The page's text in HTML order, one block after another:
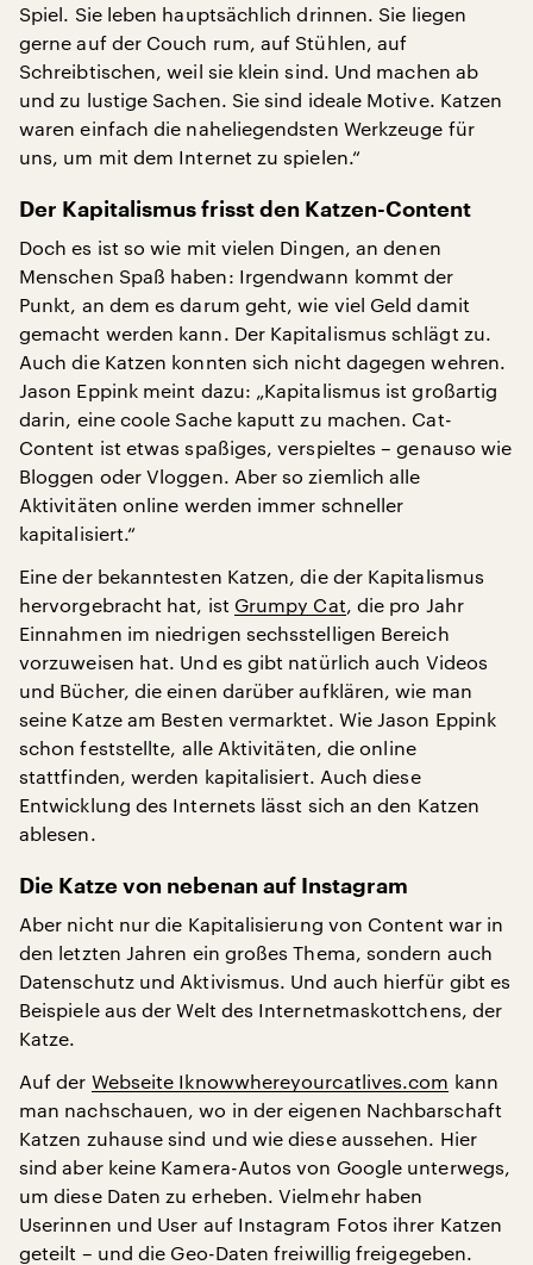
Spiel. Sie leben hauptsächlich drinnen. Sie liegen
gerne auf der Couch rum, auf Stühlen, auf
Schreibtischen, weil sie klein sind. Und machen ab
und zu lustige Sachen. Sie sind ideale Motive. Katzen
waren einfach die naheliegendsten Werkzeuge für
uns, um mit dem Internet zu spielen.“
Der Kapitalismus frisst den Katzen-Content
Doch es ist so wie mit vielen Dingen, an denen
Menschen Spaß haben: Irgendwann kommt der
Punkt, an dem es darum geht, wie viel Geld damit
gemacht werden kann. Der Kapitalismus schlägt zu.
Auch die Katzen konnten sich nicht dagegen wehren.
Jason Eppink meint dazu: „Kapitalismus ist großartig
darin, eine coole Sache kaputt zu machen. Cat-
Content ist etwas spaßiges, verspieltes – genauso wie
Bloggen oder Vloggen. Aber so ziemlich alle
Aktivitäten online werden immer schneller
kapitalisiert.“
Eine der bekanntesten Katzen, die der Kapitalismus
hervorgebracht hat, ist Grumpy Cat, die pro Jahr
Einnahmen im niedrigen sechsstelligen Bereich
vorzuweisen hat. Und es gibt natürlich auch Videos
und Bücher, die einen darüber aufklären, wie man
seine Katze am Besten vermarktet. Wie Jason Eppink
schon feststellte, alle Aktivitäten, die online
stattfinden, werden kapitalisiert. Auch diese
Entwicklung des Internets lässt sich an den Katzen
ablesen.
Die Katze von nebenan auf Instagram
Aber nicht nur die Kapitalisierung von Content war in
den letzten Jahren ein großes Thema, sondern auch
Datenschutz und Aktivismus. Und auch hierfür gibt es
Beispiele aus der Welt des Internetmaskottchens, der
Katze.
Auf der Webseite Iknowwhereyourcatlives.com kann
man nachschauen, wo in der eigenen Nachbarschaft
Katzen zuhause sind und wie diese aussehen. Hier
sind aber keine Kamera-Autos von Google unterwegs,
um diese Daten zu erheben. Vielmehr haben
Userinnen und User auf Instagram Fotos ihrer Katzen
geteilt – und die Geo-Daten freiwillig freigegeben.